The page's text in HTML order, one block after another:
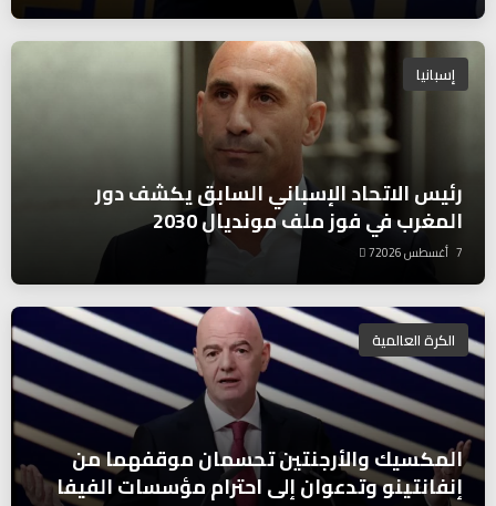
إسبانيا
رئيس الاتحاد الإسباني السابق يكشف دور
المغرب في فوز ملف مونديال 2030
7 أغسطس 2026 7
الكرة العالمية
المكسيك والأرجنتين تحسمان موقفهما من
إنفانتينو وتدعوان إلى احترام مؤسسات الفيفا